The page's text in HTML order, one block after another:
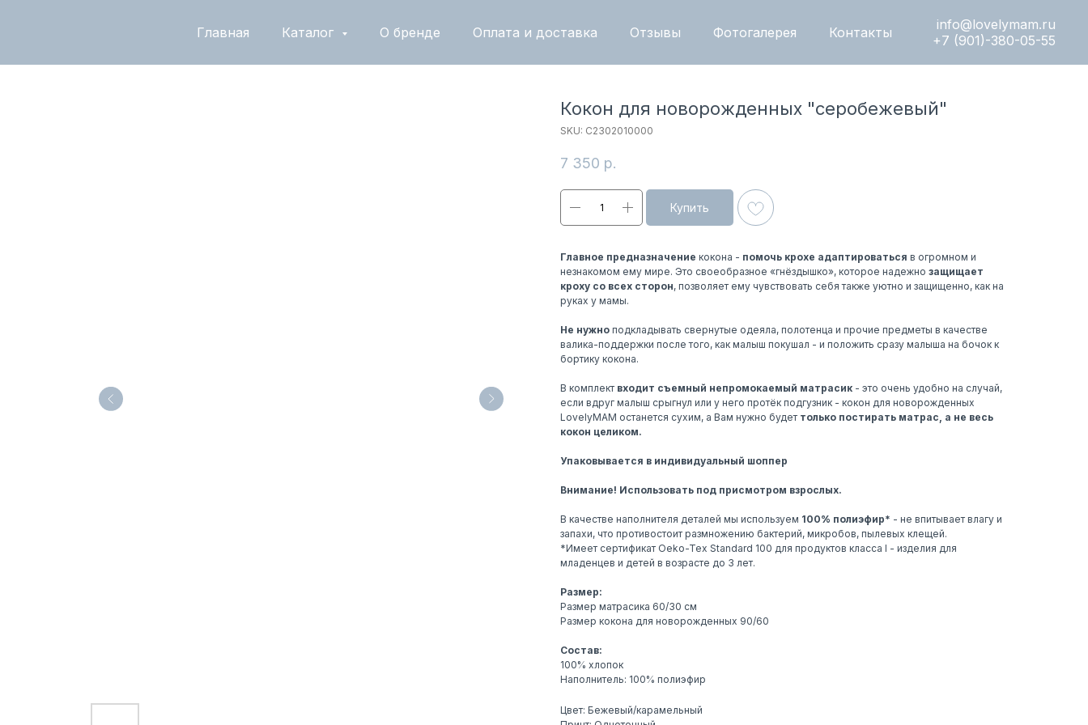
Главная Каталог О бренде Оплата и доставка Отзывы Фотогалерея Контакты
info@lovelymam.ru
+7 (901)-380-05-55
Кокон для новорожденных "серобежевый"
SKU: С2302010000
7 350 р.
Купить
Главное предназначение кокона - помочь крохе адаптироваться в огромном и
незнакомом ему мире. Это своеобразное «гнёздышко», которое надежно защищает
кроху со всех сторон, позволяет ему чувствовать себя также уютно и защищенно, как на
руках у мамы.
Не нужно подкладывать свернутые одеяла, полотенца и прочие предметы в качестве
валика-поддержки после того, как малыш покушал - и положить сразу малыша на бочок к
бортику кокона.
В комплект входит съемный непромокаемый матрасик - это очень удобно на случай,
если вдруг малыш срыгнул или у него протёк подгузник - кокон для новорожденных
LovelyMAM останется сухим, а Вам нужно будет только постирать матрас, а не весь
кокон целиком.
Упаковывается в индивидуальный шоппер
Внимание! Использовать под присмотром взрослых.
В качестве наполнителя деталей мы используем 100% полиэфир* - не впитывает влагу и
запахи, что противостоит размножению бактерий, микробов, пылевых клещей.
*Имеет сертификат Oeko-Tex Standard 100 для продуктов класса I - изделия для
младенцев и детей в возрасте до 3 лет.
Размер:
Размер матрасика 60/30 см
Размер кокона для новорожденных 90/60
Состав:
100% хлопок
Наполнитель: 100% полиэфир
Цвет: Бежевый/карамельный